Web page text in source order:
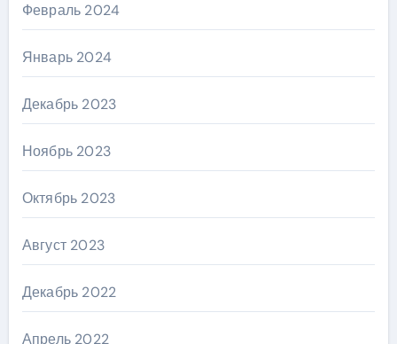
Февраль 2024
Январь 2024
Декабрь 2023
Ноябрь 2023
Октябрь 2023
Август 2023
Декабрь 2022
Апрель 2022